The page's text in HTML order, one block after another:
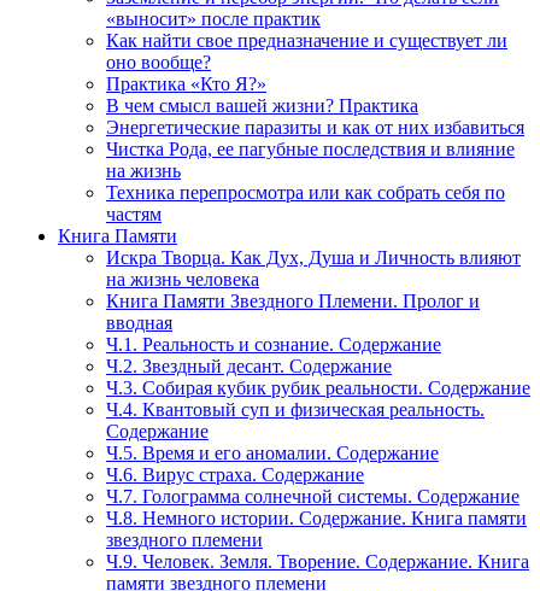
«выносит» после практик
Как найти свое предназначение и существует ли
оно вообще?
Практика «Кто Я?»
В чем смысл вашей жизни? Практика
Энергетические паразиты и как от них избавиться
Чистка Рода, ее пагубные последствия и влияние
на жизнь
Техника перепросмотра или как собрать себя по
частям
Книга Памяти
Искра Творца. Как Дух, Душа и Личность влияют
на жизнь человека
Книга Памяти Звездного Племени. Пролог и
вводная
Ч.1. Реальность и сознание. Содержание
Ч.2. Звездный десант. Содержание
Ч.3. Собирая кубик рубик реальности. Содержание
Ч.4. Квантовый суп и физическая реальность.
Содержание
Ч.5. Время и его аномалии. Содержание
Ч.6. Вирус страха. Содержание
Ч.7. Голограмма солнечной системы. Содержание
Ч.8. Немного истории. Содержание. Книга памяти
звездного племени
Ч.9. Человек. Земля. Творение. Содержание. Книга
памяти звездного племени